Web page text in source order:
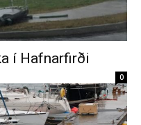
í Hafnarfirði
0